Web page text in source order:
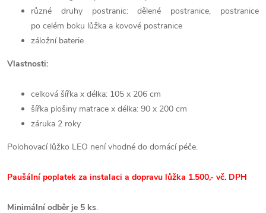
různé druhy postranic: dělené postranice, postranice
po celém boku lůžka a kovové postranice
záložní baterie
Vlastnosti:
celková šířka x délka: 105 x 206 cm
šířka plošiny matrace x délka: 90 x 200 cm
záruka 2 roky
Polohovací lůžko LEO není vhodné do domácí péče.
Paušální poplatek za instalaci a dopravu lůžka 1.500,- vč. DPH
Minimální odběr je 5 ks.